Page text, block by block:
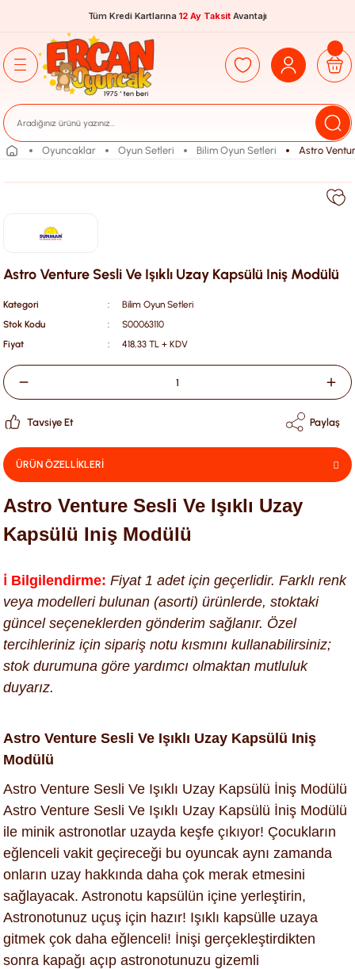
Tüm Kredi Kartlarına 12 Ay Taksit Avantajı
Oyuncaklar Oyun Setleri Bilim Oyun Setleri Astro
Astro Venture Sesli Ve Işıklı Uzay Kapsülü Iniş Modülü
Kategori
Bilim Oyun Setleri
Stok Kodu
S00063110
Fiyat
418,33 TL + KDV
Tavsiye Et Paylaş
ÜRÜN ÖZELLİKLERİ
Astro Venture Sesli Ve Işıklı Uzay
Kapsülü Iniş Modülü
ℹ️ Bilgilendirme: Fiyat 1 adet için geçerlidir. Farklı renk
veya modelleri bulunan (asorti) ürünlerde, stoktaki
güncel seçeneklerden gönderim sağlanır. Özel
tercihleriniz için sipariş notu kısmını kullanabilirsiniz;
stok durumuna göre yardımcı olmaktan mutluluk
duyarız.
Astro Venture Sesli Ve Işıklı Uzay Kapsülü Iniş
Modülü
Astro Venture Sesli Ve Işıklı Uzay Kapsülü İniş Modülü
Astro Venture Sesli Ve Işıklı Uzay Kapsülü İniş Modülü
ile minik astronotlar uzayda keşfe çıkıyor! Çocukların
eğlenceli vakit geçireceği bu oyuncak aynı zamanda
onların uzay hakkında daha çok merak etmesini
sağlayacak. Astronotu kapsülün içine yerleştirin,
Astronotunuz uçuş için hazır! Işıklı kapsülle uzaya
gitmek çok daha eğlenceli! İnişi gerçekleştirdikten
sonra kapağı açıp astronotunuzu gizemli